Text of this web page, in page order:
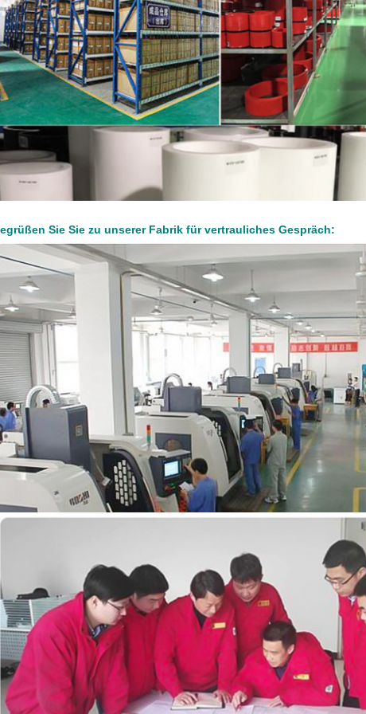
Sie Sie zu unserer Fabrik für vertrauliches Gespräch: